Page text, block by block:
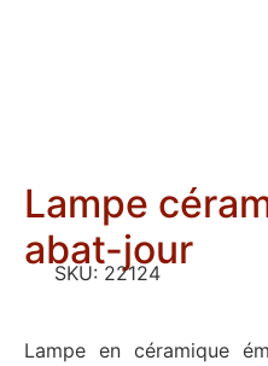
Lampe
abat-jour
SKU: 22124
Lampe en céramique